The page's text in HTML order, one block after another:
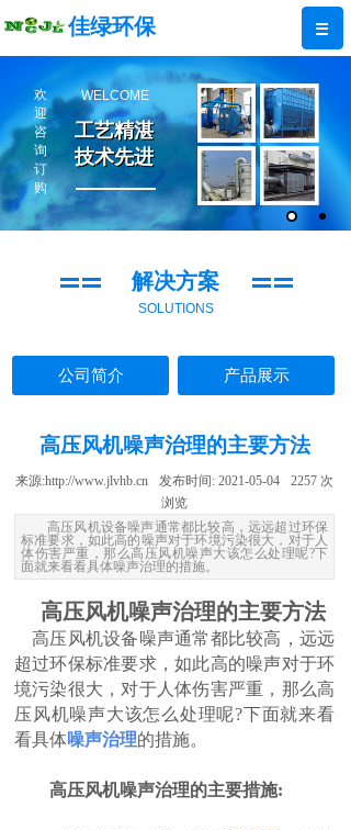
佳绿环保
欢
迎
咨
询
订
购
WELCOME
工艺精湛
技术先进
工艺精湛
技术先进
解决方案
SOLUTIONS
公司简介 产品展示
高压风机噪声治理的主要方法
来源:http://www.jlvhb.cn 发布时间: 2021-05-04 2257 次
浏览
高压风机设备噪声通常都比较高，远远超过环保
标准要求，如此高的噪声对于环境污染很大，对于人
体伤害严重，那么高压风机噪声大该怎么处理呢?下
面就来看看具体噪声治理的措施。
高压风机噪声治理的主要方法
高压风机设备噪声通常都比较高，远远
超过环保标准要求，如此高的噪声对于环
境污染很大，对于人体伤害严重，那么高
压风机噪声大该怎么处理呢?下面就来看
看具体噪声治理的措施。
高压风机噪声治理的主要措施: